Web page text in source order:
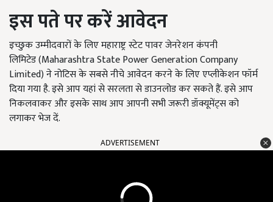
इस पते पर करें आवेदन
इच्छुक उम्मीदवारों के लिए महाराष्ट्र स्टेट पावर जेनरेशन कंपनी
लिमिटेड (Maharashtra State Power Generation Company
Limited) ने नोटिस के सबसे नीचे आवेदन करने के लिए एप्लीकेशन फॉर्म
दिया गया है. इसे आप यहां से सरलता से डाउनलोड कर सकते हैं. इसे आप
निकलवाकर और इसके साथ आप आपनी सभी जरूरी डॉक्यूमेंट्स को
लगाकर भेज दें.
ADVERTISEMENT